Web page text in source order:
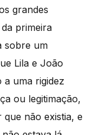
grandes
primeira
sobre um
Lila e João
uma rigidez
ou legitimação,
não existia, e